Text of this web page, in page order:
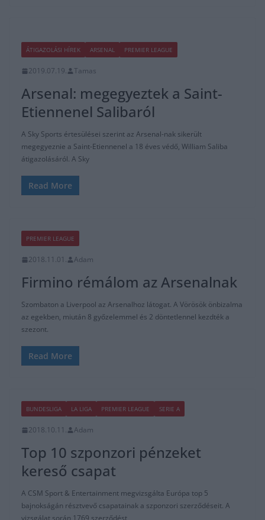
ÁTIGAZOLÁSI HÍREK ARSENAL PREMIER LEAGUE
2019.07.19. Tamas
Arsenal: megegyeztek a Saint-
Etiennenel Salibaról
A Sky Sports értesülései szerint az Arsenal-nak sikerült
megegyeznie a Saint-Etiennenel a 18 éves védő, William Saliba
átigazolásáról. A Sky
Read More
PREMIER LEAGUE
2018.11.01. Adam
Firmino rémálom az Arsenalnak
Szombaton a Liverpool az Arsenalhoz látogat. A Vörösök önbizalma
az egekben, miután 8 győzelemmel és 2 döntetlennel kezdték a
szezont.
Read More
BUNDESLIGA LA LIGA PREMIER LEAGUE SERIE A
2018.10.11. Adam
Top 10 szponzori pénzeket
kereső csapat
A CSM Sport & Entertainment megvizsgálta Európa top 5
bajnokságán résztvevő csapatainak a szponzori szerződéseit. A
vizsgálat során 1769 szerződést,